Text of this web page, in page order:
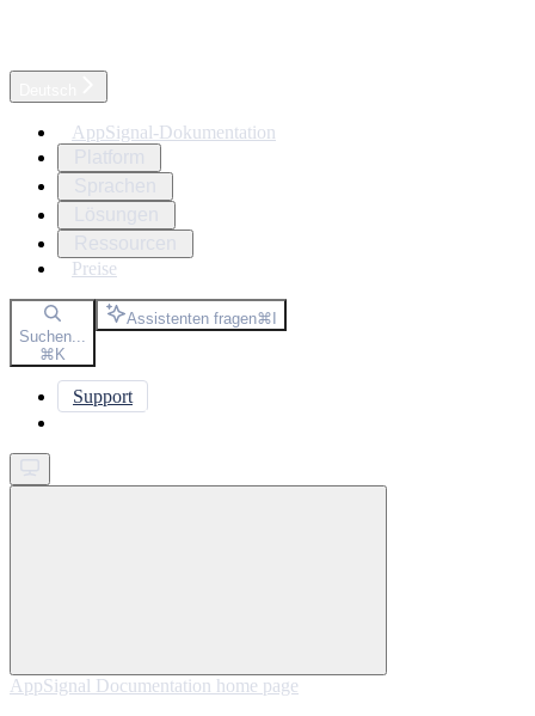
AppSignal-Dokumentation
Preise
Suchen...
⌘K
Assistenten fragen⌘I
Support
AppSignal Documentation home page